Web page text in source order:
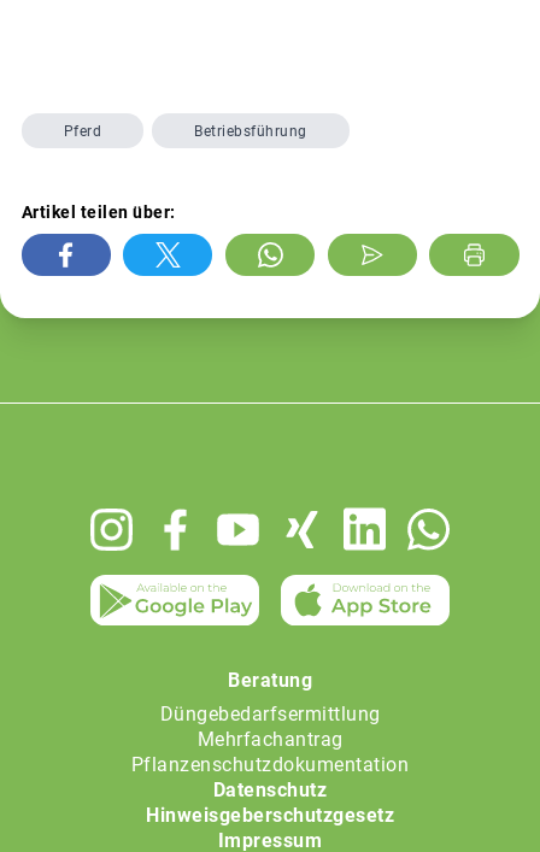
Pferd Betriebsführung
Artikel teilen über:
Beratung
Düngebedarfsermittlung
Mehrfachantrag
Pflanzenschutzdokumentation
Datenschutz
Hinweisgeberschutzgesetz
Impressum